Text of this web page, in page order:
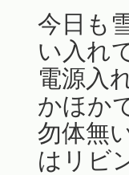
今日も
い入れ
電源入
かほか
勿体無
はリビ